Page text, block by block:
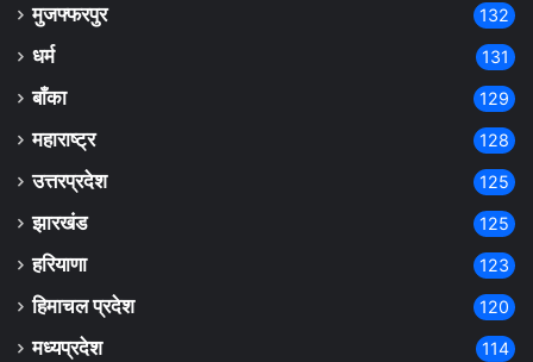
मुजफ्फरपुर 132
धर्म 131
बाँका 129
महाराष्ट्र 128
उत्तरप्रदेश 125
झारखंड 125
हरियाणा 123
हिमाचल प्रदेश 120
मध्यप्रदेश 114